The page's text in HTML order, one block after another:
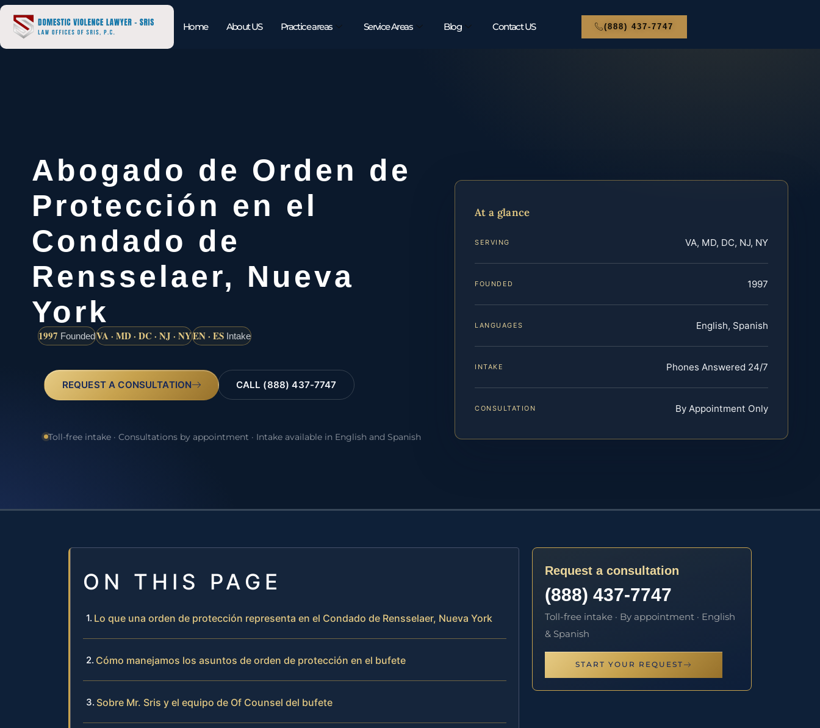
Home About US Practice areas Service Areas Blog Contact US (888) 437-7747
Abogado de Orden de
Protección en el
Condado de
Rensselaer, Nueva
York
1997 FoundedVA · MD · DC · NJ · NYEN · ES Intake
REQUEST A CONSULTATION CALL (888) 437-7747
Toll-free intake · Consultations by appointment · Intake available in English and Spanish
At a glance
SERVING VA, MD, DC, NJ, NY
FOUNDED 1997
LANGUAGES English, Spanish
INTAKE Phones Answered 24/7
CONSULTATION By Appointment Only
ON THIS PAGE
Lo que una orden de protección representa en el Condado de Rensselaer, Nueva York
Cómo manejamos los asuntos de orden de protección en el bufete
Sobre Mr. Sris y el equipo de Of Counsel del bufete
Request a consultation
(888) 437-7747
Toll-free intake · By appointment · English
& Spanish
START YOUR REQUEST